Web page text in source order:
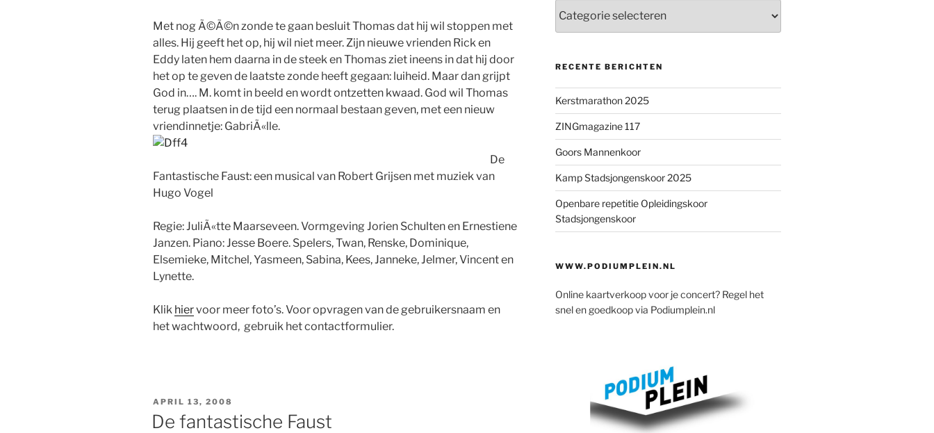
Met nog Ã©Ã©n zonde te gaan besluit Thomas dat hij wil stoppen met
alles. Hij geeft het op, hij wil niet meer. Zijn nieuwe vrienden Rick en
Eddy laten hem daarna in de steek en Thomas ziet ineens in dat hij door
het op te geven de laatste zonde heeft gegaan: luiheid. Maar dan grijpt
God in…. M. komt in beeld en wordt ontzetten kwaad. God wil Thomas
terug plaatsen in de tijd een normaal bestaan geven, met een nieuw
vriendinnetje: GabriÃ«lle.
De
Fantastische Faust: een musical van Robert Grijsen met muziek van
Hugo Vogel
Regie: JuliÃ«tte Maarseveen. Vormgeving Jorien Schulten en Ernestiene
Janzen. Piano: Jesse Boere. Spelers, Twan, Renske, Dominique,
Elsemieke, Mitchel, Yasmeen, Sabina, Kees, Janneke, Jelmer, Vincent en
Lynette.
Klik hiervoor meer foto’s. Voor opvragen van de gebruikersnaam en
het wachtwoord, gebruik het contactformulier.
GEPLAATST
OP
APRIL 13, 2008
De fantastische Faust
RECENTE BERICHTEN
Kerstmarathon 2025
ZINGmagazine 117
Goors Mannenkoor
Kamp Stadsjongenskoor 2025
Openbare repetitie Opleidingskoor
Stadsjongenskoor
WWW.PODIUMPLEIN.NL
Online kaartverkoop voor je concert? Regel het
snel en goedkoop via Podiumplein.nl